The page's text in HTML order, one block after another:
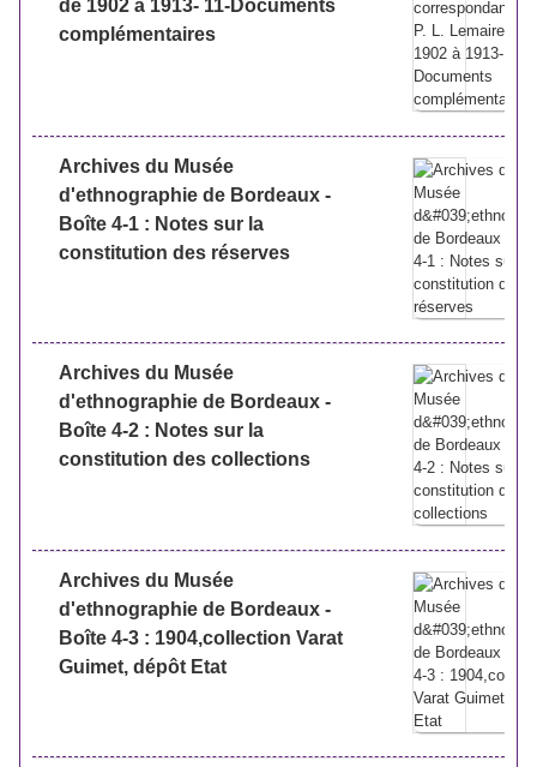
de 1902 à 1913- 11-Documents
complémentaires
Archives du Musée
d'ethnographie de Bordeaux -
Boîte 4-1 : Notes sur la
constitution des réserves
Archives du Musée
d'ethnographie de Bordeaux -
Boîte 4-2 : Notes sur la
constitution des collections
Archives du Musée
d'ethnographie de Bordeaux -
Boîte 4-3 : 1904,collection Varat
Guimet, dépôt Etat